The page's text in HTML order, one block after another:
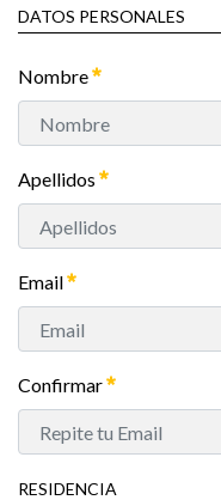
DATOS PERSONALES
Nombre
Apellidos
Email
Confirmar
RESIDENCIA